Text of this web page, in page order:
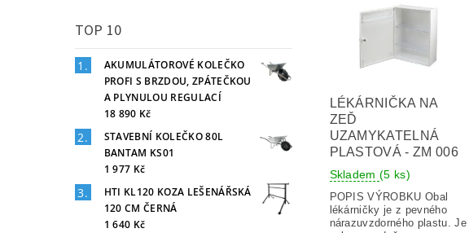
TOP 10
AKUMULÁTOROVÉ KOLEČKO
PROFI S BRZDOU, ZPÁTEČKOU
A PLYNULOU REGULACÍ
18 890 Kč
STAVEBNÍ KOLEČKO 80L
BANTAM KS01
1 977 Kč
HTI KL120 KOZA LEŠENÁŘSKÁ
120 CM ČERNÁ
1 640 Kč
LÉKÁRNIČKA NA
ZEĎ
UZAMYKATELNÁ
PLASTOVÁ - ZM 006
Skladem(5 ks)
POPIS VÝROBKU Obal
lékárničky je z pevného
nárazuvzdorného plastu. Je